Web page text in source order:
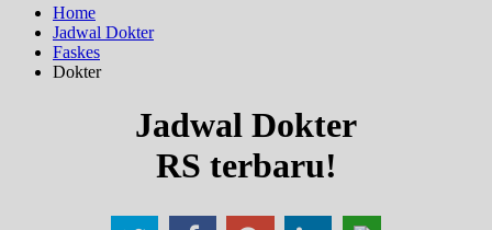
Home
Jadwal Dokter
Faskes
Dokter
Jadwal Dokter
RS terbaru!